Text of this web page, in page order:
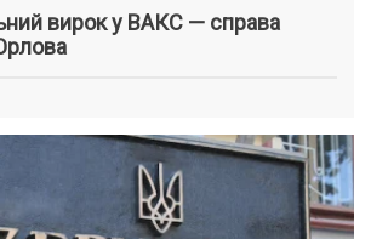
вирок у ВАКС — справа